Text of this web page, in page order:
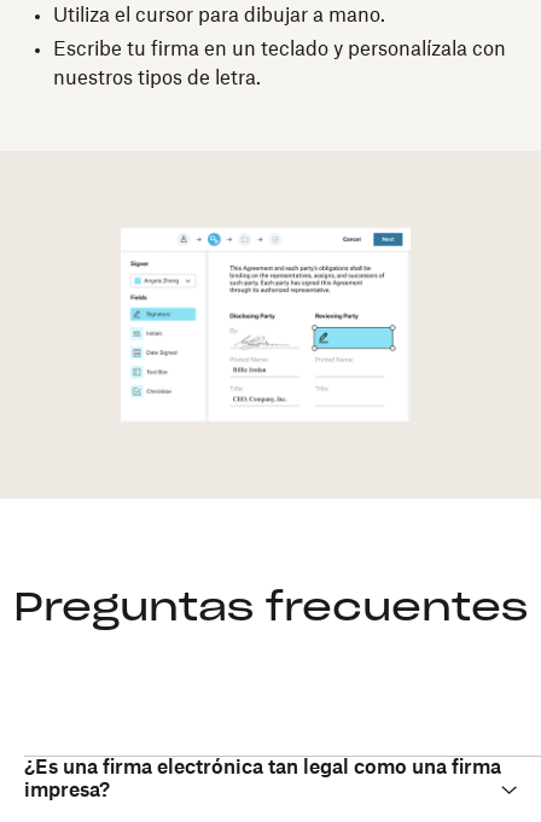
Utiliza el cursor para dibujar a mano.
Escribe tu firma en un teclado y personalízala con
nuestros tipos de letra.
Preguntas frecuentes
¿Es una firma electrónica tan legal como una firma
impresa?